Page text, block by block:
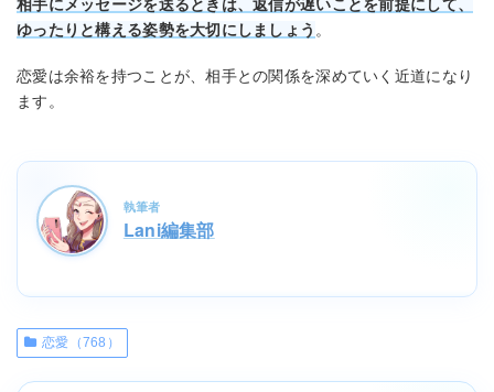
相手にメッセージを送るときは、返信が遅いことを前提にして、
ゆったりと構える姿勢を大切にしましょう 。
恋愛は余裕を持つことが、相手との関係を深めていく近道になり
ます。
執筆者
Lani編集部
恋愛（768）